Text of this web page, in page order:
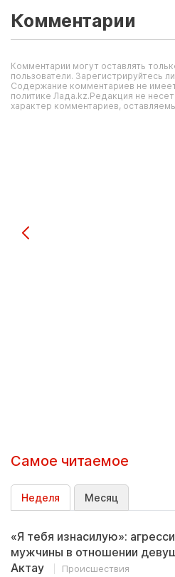
Комментарии
Комментарии могут оставлять
пользователи. Зарегистрируйтесь
Содержание комментариев не
политике Лада.kz.Редакция не
характер комментариев,
Самое читаемое
Неделя Месяц
«Я тебя изнасилую»:
мужчины в отношении
Актау
Происшествия